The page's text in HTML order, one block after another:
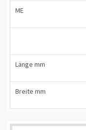
ME
Länge mm
Breite mm